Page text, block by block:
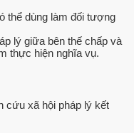
thể dùng làm đối tượng
lý giữa bên thế chấp và
thực hiện nghĩa vụ.
cứu xã hội pháp lý kết